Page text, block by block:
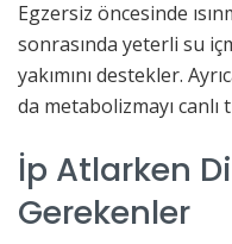
Egzersiz öncesinde
sonrasında yeterli su
yakımını destekler.
da metabolizmayı canlı
İp Atlarken
Gerekenler